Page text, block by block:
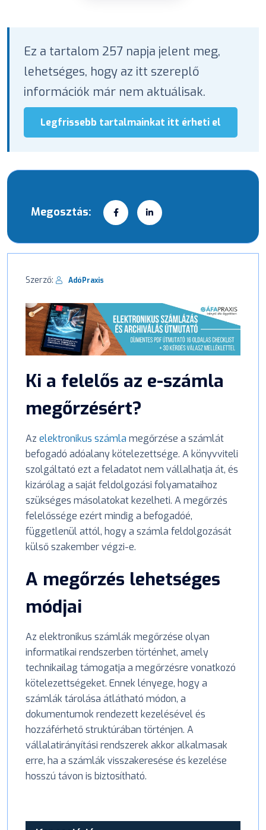
Ez a tartalom 257 napja jelent meg,
lehetséges, hogy az itt szereplő
információk már nem aktuálisak.
Legfrissebb tartalmainkat itt érheti el
Megosztás:
Szerző: AdóPraxis
Ki a felelős az e-számla
megőrzésért?
Az elektronikus számla megőrzése a számlát
befogadó adóalany kötelezettsége. A könyvviteli
szolgáltató ezt a feladatot nem vállalhatja át, és
kizárólag a saját feldolgozási folyamataihoz
szükséges másolatokat kezelheti. A megőrzés
felelőssége ezért mindig a befogadóé,
függetlenül attól, hogy a számla feldolgozását
külső szakember végzi-e.
A megőrzés lehetséges
módjai
Az elektronikus számlák megőrzése olyan
informatikai rendszerben történhet, amely
technikailag támogatja a megőrzésre vonatkozó
kötelezettségeket. Ennek lényege, hogy a
számlák tárolása átlátható módon, a
dokumentumok rendezett kezelésével és
hozzáférhető struktúrában történjen. A
vállalatirányítási rendszerek akkor alkalmasak
erre, ha a számlák visszakeresése és kezelése
hosszú távon is biztosítható.